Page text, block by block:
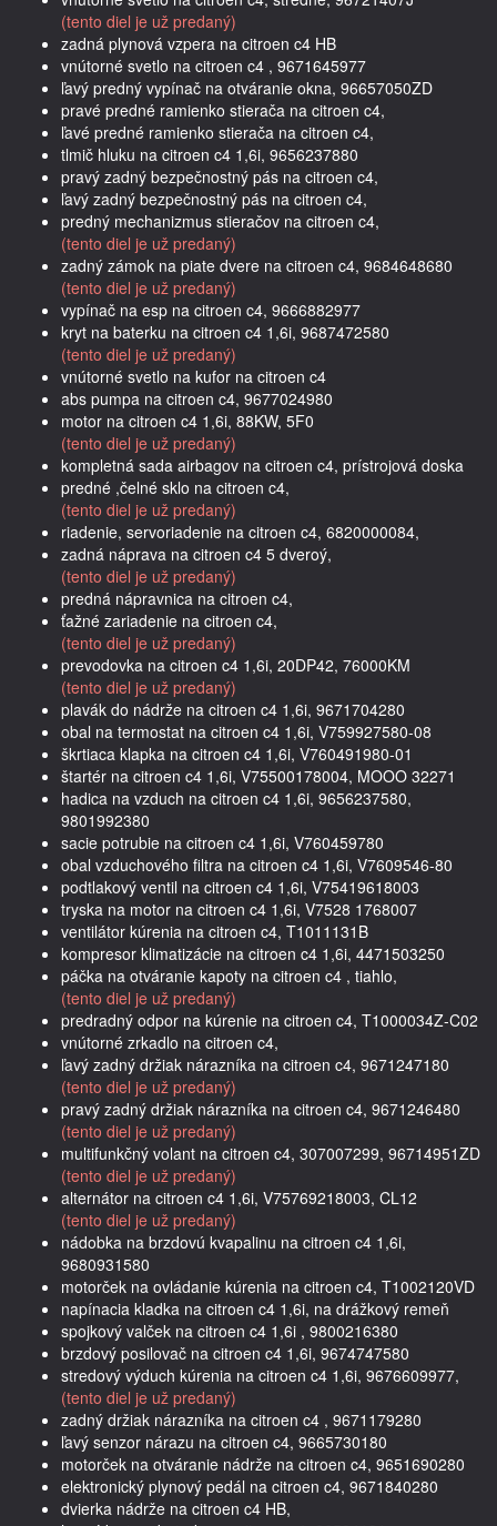
(tento diel je už predaný)
zadná plynová vzpera na citroen c4 HB
vnútorné svetlo na citroen c4 , 9671645977
ľavý predný vypínač na otváranie okna, 96657050ZD
pravé predné ramienko stierača na citroen c4,
ľavé predné ramienko stierača na citroen c4,
tlmič hluku na citroen c4 1,6i, 9656237880
pravý zadný bezpečnostný pás na citroen c4,
ľavý zadný bezpečnostný pás na citroen c4,
predný mechanizmus stieračov na citroen c4,
(tento diel je už predaný)
zadný zámok na piate dvere na citroen c4, 9684648680
(tento diel je už predaný)
vypínač na esp na citroen c4, 9666882977
kryt na baterku na citroen c4 1,6i, 9687472580
(tento diel je už predaný)
vnútorné svetlo na kufor na citroen c4
abs pumpa na citroen c4, 9677024980
motor na citroen c4 1,6i, 88KW, 5F0
(tento diel je už predaný)
kompletná sada airbagov na citroen c4, prístrojová doska
predné ,čelné sklo na citroen c4,
(tento diel je už predaný)
riadenie, servoriadenie na citroen c4, 6820000084,
zadná náprava na citroen c4 5 dveroý,
(tento diel je už predaný)
predná nápravnica na citroen c4,
ťažné zariadenie na citroen c4,
(tento diel je už predaný)
prevodovka na citroen c4 1,6i, 20DP42, 76000KM
(tento diel je už predaný)
plavák do nádrže na citroen c4 1,6i, 9671704280
obal na termostat na citroen c4 1,6i, V759927580-08
škrtiaca klapka na citroen c4 1,6i, V760491980-01
štartér na citroen c4 1,6i, V75500178004, MOOO 32271
hadica na vzduch na citroen c4 1,6i, 9656237580,
9801992380
sacie potrubie na citroen c4 1,6i, V760459780
obal vzduchového filtra na citroen c4 1,6i, V7609546-80
podtlakový ventil na citroen c4 1,6i, V75419618003
tryska na motor na citroen c4 1,6i, V7528 1768007
ventilátor kúrenia na citroen c4, T1011131B
kompresor klimatizácie na citroen c4 1,6i, 4471503250
páčka na otváranie kapoty na citroen c4 , tiahlo,
(tento diel je už predaný)
predradný odpor na kúrenie na citroen c4, T1000034Z-C02
vnútorné zrkadlo na citroen c4,
ľavý zadný držiak nárazníka na citroen c4, 9671247180
(tento diel je už predaný)
pravý zadný držiak nárazníka na citroen c4, 9671246480
(tento diel je už predaný)
multifunkčný volant na citroen c4, 307007299, 96714951ZD
(tento diel je už predaný)
alternátor na citroen c4 1,6i, V75769218003, CL12
(tento diel je už predaný)
nádobka na brzdovú kvapalinu na citroen c4 1,6i,
9680931580
motorček na ovládanie kúrenia na citroen c4, T1002120VD
napínacia kladka na citroen c4 1,6i, na drážkový remeň
spojkový valček na citroen c4 1,6i , 9800216380
brzdový posilovač na citroen c4 1,6i, 9674747580
stredový výduch kúrenia na citroen c4 1,6i, 9676609977,
(tento diel je už predaný)
zadný držiak nárazníka na citroen c4 , 9671179280
ľavý senzor nárazu na citroen c4, 9665730180
motorček na otváranie nádrže na citroen c4, 9651690280
elektronický plynový pedál na citroen c4, 9671840280
dvierka nádrže na citroen c4 HB,